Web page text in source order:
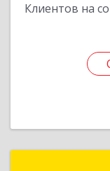
Клиентов на